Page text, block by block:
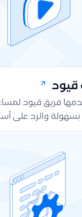
قيود
فريق قيود
بسهولة والرد على